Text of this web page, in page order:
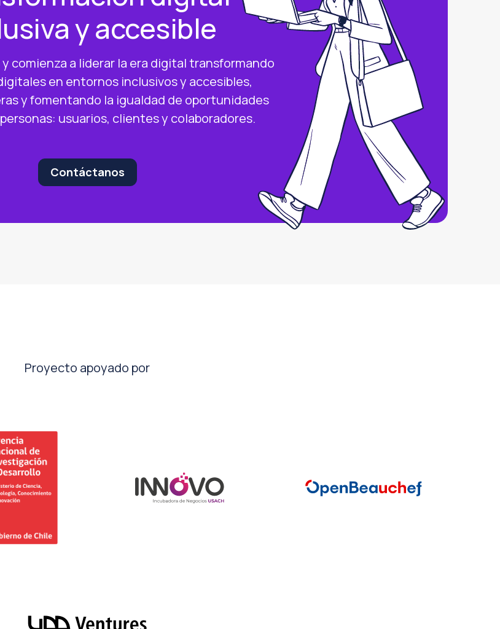
y accesible
comienza a liderar la era digital transformando
en entornos inclusivos y accesibles,
y fomentando la igualdad de oportunidades
usuarios, clientes y colaboradores.
Contáctanos
Proyecto apoyado por